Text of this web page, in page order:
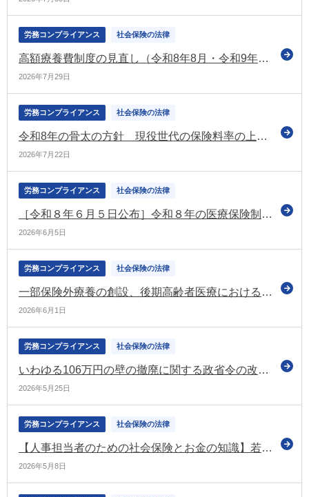
労務コンプライアンス 社会保険の法律
高額療養費制度の見直し（令和8年8月・令和9年8月～）の根拠となる健康保険法施行令等の一部改正政令を官報に公布 厚労省の専用ページも更新
2026年7月29日
労務コンプライアンス 社会保険の法律
令和8年の骨太の方針 現役世代の保険料率の上昇を止め引き下げていく方針などを示す
2026年7月22日
労務コンプライアンス 社会保険の法律
［令和８年６月５日公布］令和８年の医療保険制度改正法
2026年6月5日
労務コンプライアンス 社会保険の法律
一部保険外療養の創設、後期高齢者医療における金融所得の勘案、出産に係る給付体系の見直しなどを盛り込んだ健康保険等の改正法が成立
2026年6月1日
労務コンプライアンス 社会保険の法律
いわゆる106万円の壁の撤廃に関する政省令の改正案について意見募集（パブコメ） 令和8年10月1日施行予定
2026年5月25日
労務コンプライアンス 社会保険の法律
【人事担当者のための社会保険とお金の知識】若いうちに知っておくべき公的年金制度の話
2026年5月8日